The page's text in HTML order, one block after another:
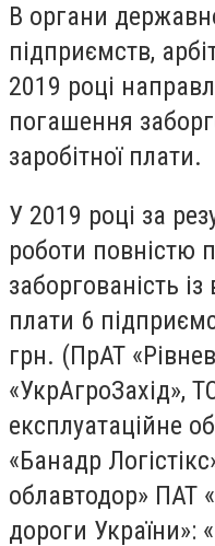
В органи
підприємств,
2019 році
погашення
заробітної плати.
У 2019 році за
роботи повністю
заборгованість
плати 6
грн. (ПрАТ
«УкрАгроЗахід»,
експлуатаційне
«Банадр
облавтодор» ПАТ
дороги України»: